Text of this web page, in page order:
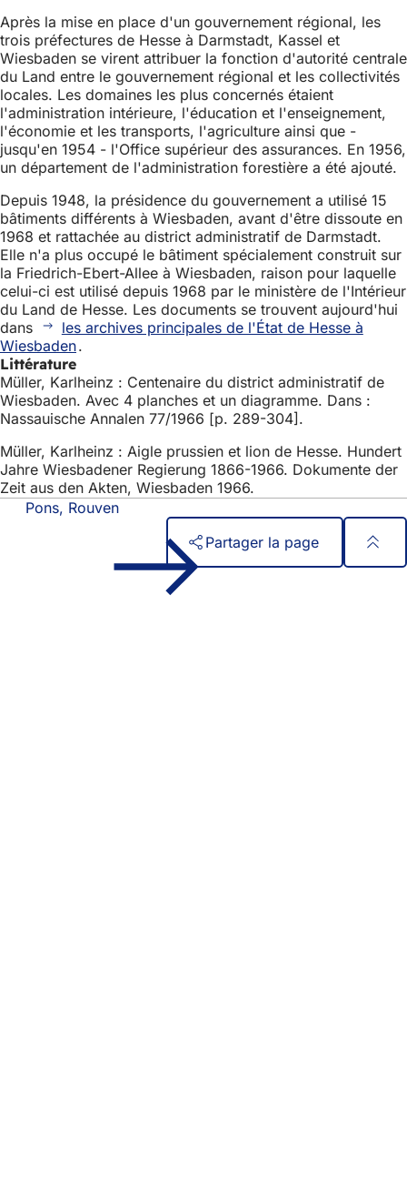
Après la mise en place d'un gouvernement régional, les
trois préfectures de Hesse à Darmstadt, Kassel et
Wiesbaden se virent attribuer la fonction d'autorité centrale
du Land entre le gouvernement régional et les collectivités
locales. Les domaines les plus concernés étaient
l'administration intérieure, l'éducation et l'enseignement,
l'économie et les transports, l'agriculture ainsi que -
jusqu'en 1954 - l'Office supérieur des assurances. En 1956,
un département de l'administration forestière a été ajouté.
Depuis 1948, la présidence du gouvernement a utilisé 15
bâtiments différents à Wiesbaden, avant d'être dissoute en
1968 et rattachée au district administratif de Darmstadt.
Elle n'a plus occupé le bâtiment spécialement construit sur
la Friedrich-Ebert-Allee à Wiesbaden, raison pour laquelle
celui-ci est utilisé depuis 1968 par le ministère de l'Intérieur
du Land de Hesse. Les documents se trouvent aujourd'hui
dans
les archives principales de l'État de Hesse à
Wiesbaden.
Littérature
Müller, Karlheinz : Centenaire du district administratif de
Wiesbaden. Avec 4 planches et un diagramme. Dans :
Nassauische Annalen 77/1966 [p. 289-304].
Müller, Karlheinz : Aigle prussien et lion de Hesse. Hundert
Jahre Wiesbadener Regierung 1866-1966. Dokumente der
Zeit aus den Akten, Wiesbaden 1966.
Pons, Rouven
Partager la page